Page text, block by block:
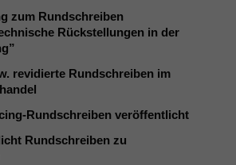
zum Rundschreiben
Rückstellungen in der
revidierte Rundschreiben im
Rundschreiben veröffentlicht
Rundschreiben zu